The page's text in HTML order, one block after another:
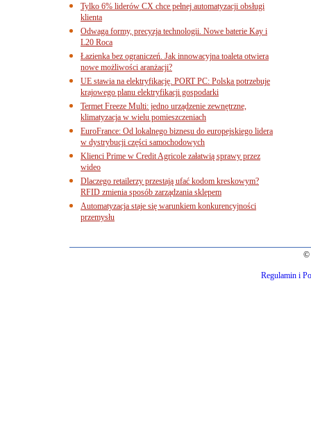
Tylko 6% liderów CX chce pełnej automatyzacji obsługi
klienta
Odwaga formy, precyzja technologii. Nowe baterie Kay i
L20 Roca
Łazienka bez ograniczeń. Jak innowacyjna toaleta otwiera
nowe możliwości aranżacji?
UE stawia na elektryfikację. PORT PC: Polska potrzebuje
krajowego planu elektryfikacji gospodarki
Termet Freeze Multi: jedno urządzenie zewnętrzne,
klimatyzacja w wielu pomieszczeniach
EuroFrance: Od lokalnego biznesu do europejskiego lidera
w dystrybucji części samochodowych
Klienci Prime w Credit Agricole załatwią sprawy przez
wideo
Dlaczego retailerzy przestają ufać kodom kreskowym?
RFID zmienia sposób zarządzania sklepem
Automatyzacja staje się warunkiem konkurencyjności
przemysłu
©
Regulamin i